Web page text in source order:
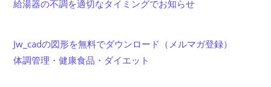
給湯器の不調を適切なタイミングでお知らせ
Jw_cadの図形を無料でダウンロード（メルマガ登録）
体調管理・健康食品・ダイエット